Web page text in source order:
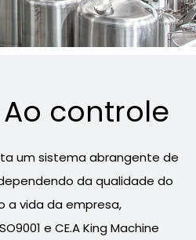
controle
um sistema abrangente de
da qualidade do
a vida da empresa,
e CE.A King Machine